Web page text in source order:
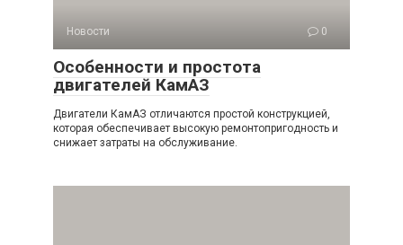
Новости 0
Особенности и простота
двигателей КамАЗ
Двигатели КамАЗ отличаются простой конструкцией,
которая обеспечивает высокую ремонтопригодность и
снижает затраты на обслуживание.